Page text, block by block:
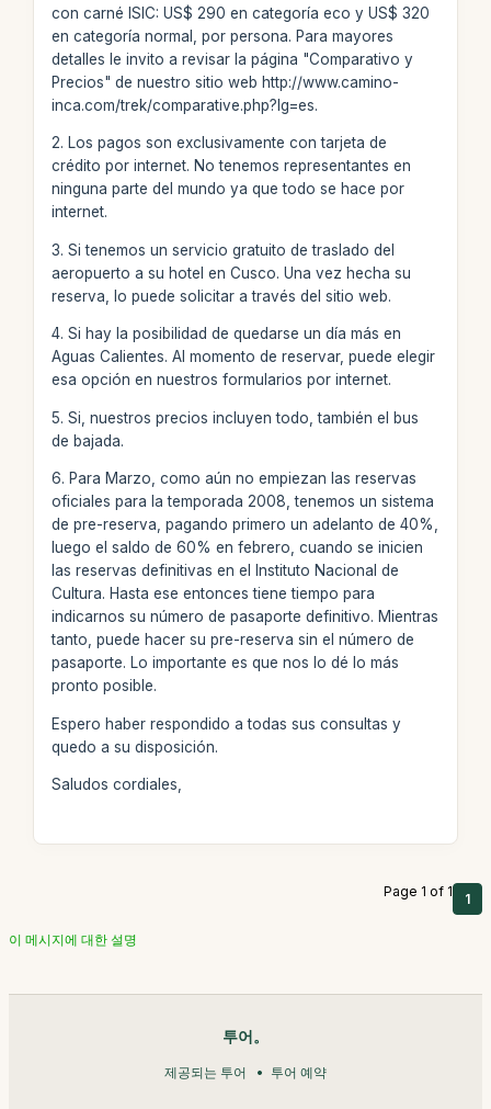
con carné ISIC: US$ 290 en categoría eco y US$ 320
en categoría normal, por persona. Para mayores
detalles le invito a revisar la página "Comparativo y
Precios" de nuestro sitio web http://www.camino-
inca.com/trek/comparative.php?lg=es.
2. Los pagos son exclusivamente con tarjeta de
crédito por internet. No tenemos representantes en
ninguna parte del mundo ya que todo se hace por
internet.
3. Si tenemos un servicio gratuito de traslado del
aeropuerto a su hotel en Cusco. Una vez hecha su
reserva, lo puede solicitar a través del sitio web.
4. Si hay la posibilidad de quedarse un día más en
Aguas Calientes. Al momento de reservar, puede elegir
esa opción en nuestros formularios por internet.
5. Si, nuestros precios incluyen todo, también el bus
de bajada.
6. Para Marzo, como aún no empiezan las reservas
oficiales para la temporada 2008, tenemos un sistema
de pre-reserva, pagando primero un adelanto de 40%,
luego el saldo de 60% en febrero, cuando se inicien
las reservas definitivas en el Instituto Nacional de
Cultura. Hasta ese entonces tiene tiempo para
indicarnos su número de pasaporte definitivo. Mientras
tanto, puede hacer su pre-reserva sin el número de
pasaporte. Lo importante es que nos lo dé lo más
pronto posible.
Espero haber respondido a todas sus consultas y
quedo a su disposición.
Saludos cordiales,
Page 1 of 1 1
이 메시지에 대한 설명
투어。
제공되는 투어 투어 예약